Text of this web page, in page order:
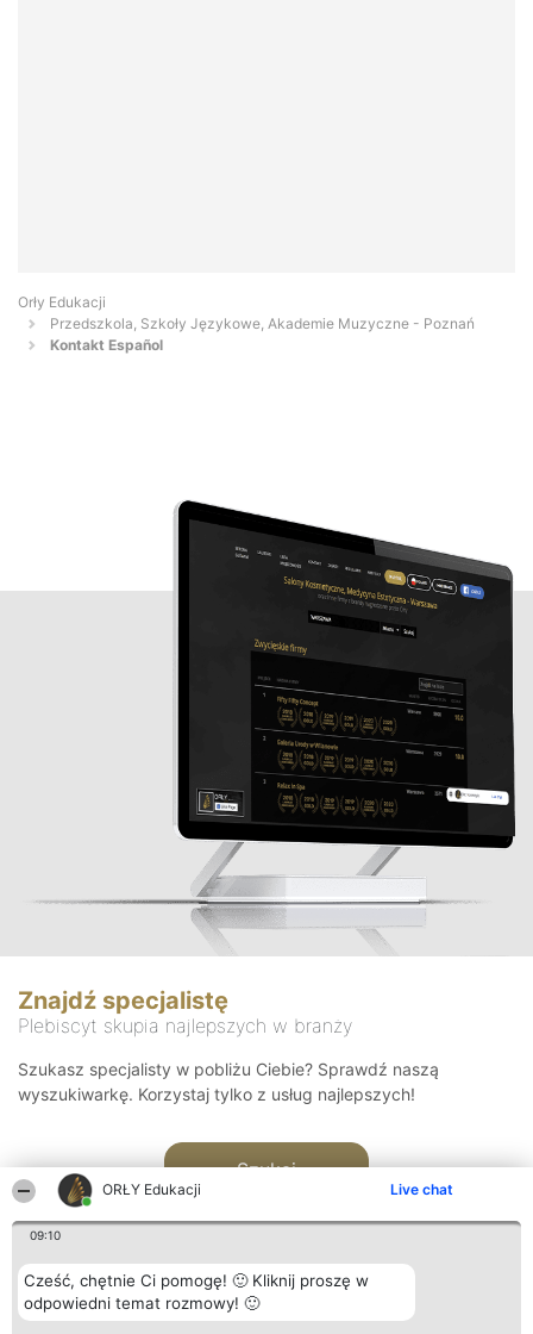
ORŁY Edukacji Live chat
09:10
Cześć, chętnie Ci pomogę! 🙂 Kliknij proszę w
odpowiedni temat rozmowy! 🙂
Orły Edukacji
Przedszkola, Szkoły Językowe, Akademie Muzyczne - Poznań
Kontakt Español
Znajdź specjalistę
Plebiscyt skupia najlepszych w branży
Szukasz specjalisty w pobliżu Ciebie? Sprawdź naszą
wyszukiwarkę. Korzystaj tylko z usług najlepszych!
Szukaj